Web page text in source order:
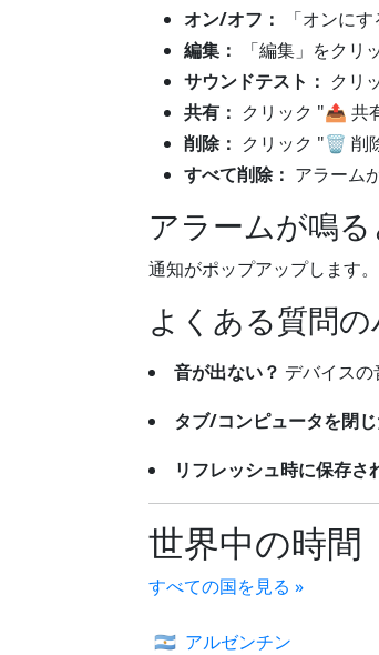
オン/オフ：
「オンに
編集：
「編集」をクリ
サウンドテスト： クリ
共有： クリック "📤 共
削除： クリック "🗑️ 削
すべて削除： アラーム
アラームが鳴る
通知がポップアップします
よくある質問の
音が出ない？ デバイスの
タブ/コンピュータを閉
リフレッシュ時に保存さ
世界中の時間
すべての国を見る »
🇦🇷 アルゼンチン